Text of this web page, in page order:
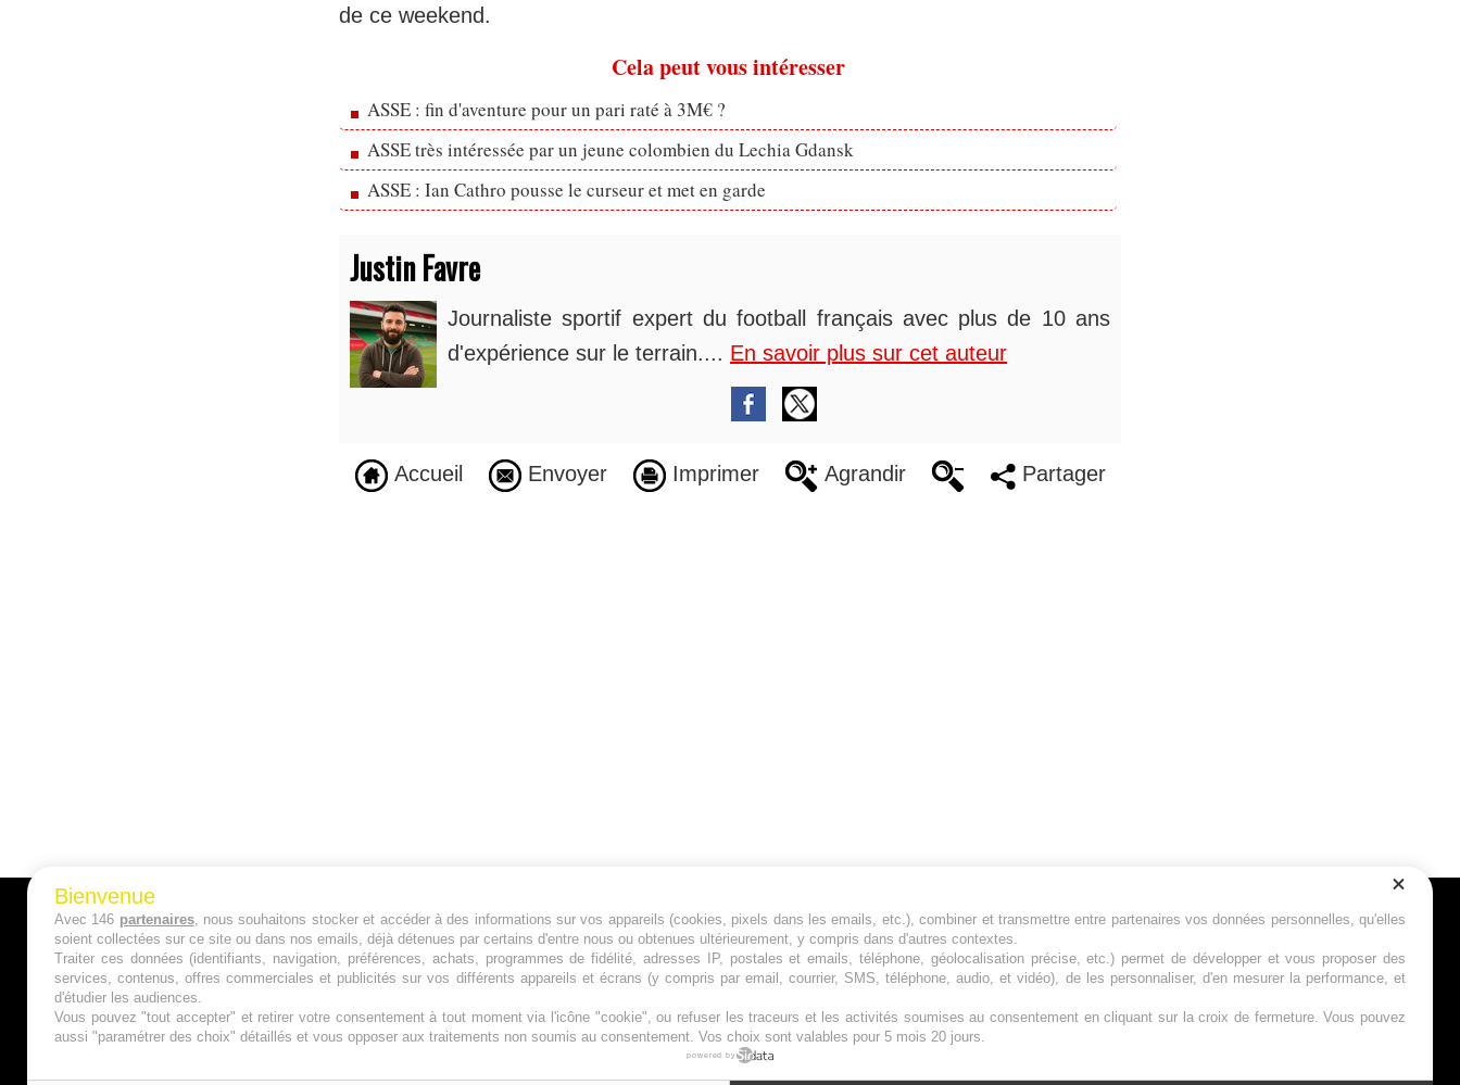
de ce weekend.
Cela peut vous intéresser
ASSE : fin d'aventure pour un pari raté à 3M€ ?
ASSE très intéressée par un jeune colombien du Lechia Gdansk
ASSE : Ian Cathro pousse le curseur et met en garde
Justin Favre
Journaliste sportif expert du football français avec plus de 10 ans
d'expérience sur le terrain.... En savoir plus sur cet auteur
Accueil Envoyer Imprimer Agrandir Partager
A PROPOS
Qui sommes nous ?
Mentions Légales
Jeunesfooteux est un média sportif qui traite
principalement de l'actualité de la Ligue 1 et
des grosses actualités de la Ligue 2 et du
Plan du site | Syndication |Powered by WM
Suivez-nous
Bienvenue
Avec 146 partenaires, nous souhaitons stocker et accéder à des informations sur vos appareils (cookies, pixels dans les emails, etc.), combiner et transmettre entre partenaires vos données personnelles, qu'elles
soient collectées sur ce site ou dans nos emails, déjà détenues par certains d'entre nous ou obtenues ultérieurement, y compris dans d'autres contextes.
Traiter ces données (identifiants, navigation, préférences, achats, programmes de fidélité, adresses IP, postales et emails, téléphone, géolocalisation précise, etc.) permet de développer et vous proposer des
services, contenus, offres commerciales et publicités sur vos différents appareils et écrans (y compris par email, courrier, SMS, téléphone, audio, et vidéo), de les personnaliser, d'en mesurer la performance, et
d'étudier les audiences.
Vous pouvez "tout accepter" et retirer votre consentement à tout moment via l'icône "cookie", ou refuser les traceurs et les activités soumises au consentement en cliquant sur la croix de fermeture. Vous pouvez
aussi "paramétrer des choix" détaillés et vous opposer aux traitements non soumis au consentement. Vos choix sont valables pour 5 mois 20 jours.
powered by